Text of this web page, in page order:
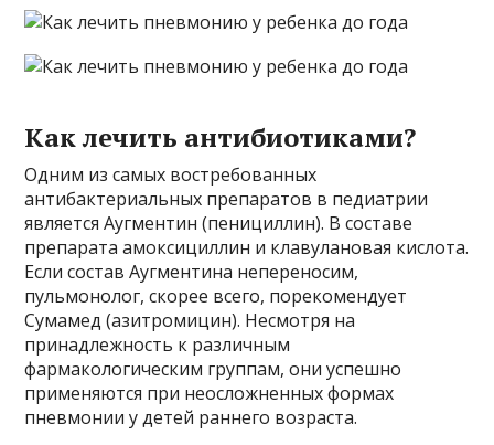
Как лечить антибиотиками?
Одним из самых востребованных
антибактериальных препаратов в педиатрии
является Аугментин (пенициллин). В составе
препарата амоксициллин и клавулановая кислота.
Если состав Аугментина непереносим, ​​
пульмонолог, скорее всего, порекомендует
Сумамед (азитромицин). Несмотря на
принадлежность к различным
фармакологическим группам, они успешно
применяются при неосложненных формах
пневмонии у детей раннего возраста.